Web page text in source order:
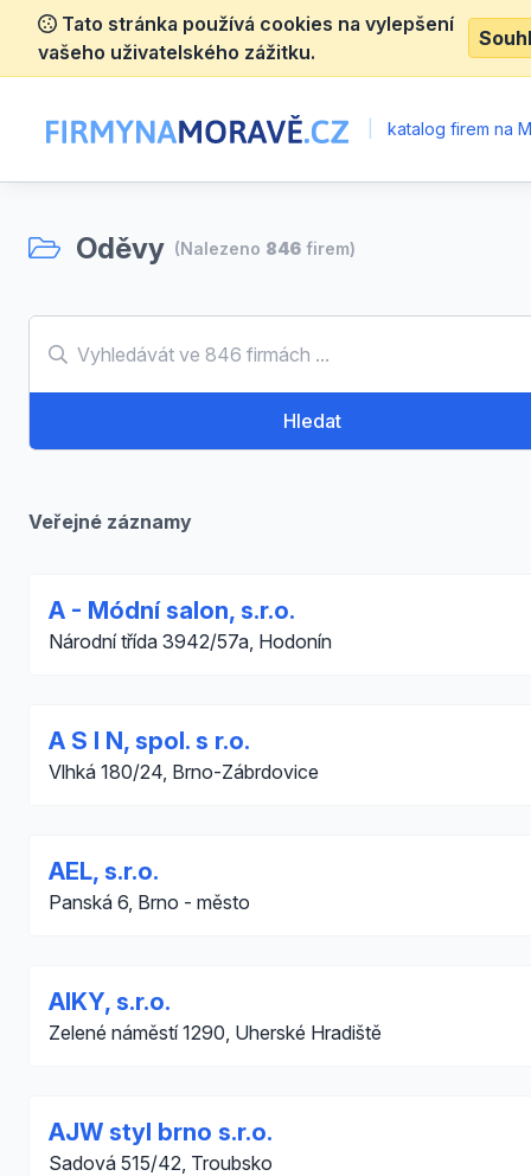
Tato stránka používá cookies na vylepšení
vašeho uživatelského zážitku.
katalog firem na
Oděvy (Nalezeno 846 firem)
Hledat
Veřejné záznamy
A - Módní salon, s.r.o.
Národní třída 3942/57a, Hodonín
A S I N, spol. s r.o.
Vlhká 180/24, Brno-Zábrdovice
AEL, s.r.o.
Panská 6, Brno - město
AIKY, s.r.o.
Zelené náměstí 1290, Uherské Hradiště
AJW styl brno s.r.o.
Sadová 515/42, Troubsko